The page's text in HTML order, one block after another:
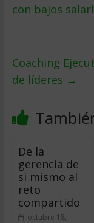
con bajos
Coaching
de líderes →
De la
gerencia de
si mismo al
reto
compartido
octubre 18,